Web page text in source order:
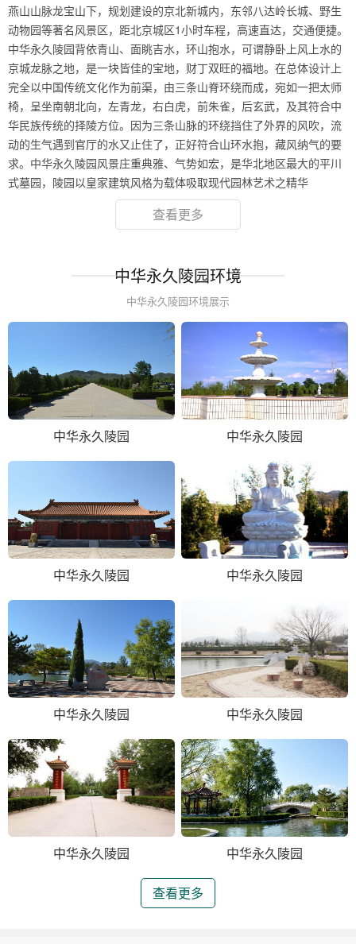
燕山山脉龙宝山下，规划建设的京北新城内，东邻八达岭长城、野生
动物园等著名风景区，距北京城区1小时车程，高速直达，交通便捷。
中华永久陵园背依青山、面眺吉水，环山抱水，可谓静卧上风上水的
京城龙脉之地，是一块皆佳的宝地，财丁双旺的福地。在总体设计上
完全以中国传统文化作为前渠，由三条山脊环绕而成，宛如一把太师
椅，呈坐南朝北向，左青龙，右白虎，前朱雀，后玄武，及其符合中
华民族传统的择陵方位。因为三条山脉的环绕挡住了外界的风吹，流
动的生气遇到官厅的水又止住了，正好符合山环水抱，藏风纳气的要
求。中华永久陵园风景庄重典雅、气势如宏，是华北地区最大的平川
式墓园，陵园以皇家建筑风格为载体吸取现代园林艺术之精华
查看更多
中华永久陵园环境
中华永久陵园环境展示
中华永久陵园 中华永久陵园
中华永久陵园 中华永久陵园
中华永久陵园 中华永久陵园
中华永久陵园 中华永久陵园
查看更多